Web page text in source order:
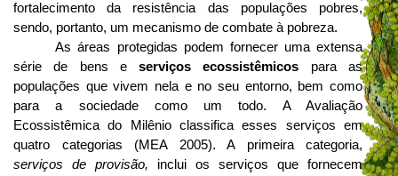
fortalecimento da resistência das populações pobres,
sendo, portanto, um mecanismo de combate à pobreza.
As áreas protegidas podem fornecer uma extensa
série de bens eserviços ecossistêmicos para as
populações que vivem nela e no seu entorno, bem como
para a sociedade como um todo. A Avaliação
Ecossistêmica do Milênio classifica esses serviços em
quatro categorias (MEA 2005). A primeira categoria,
serviços de provisão, inclui os serviços que fornecem